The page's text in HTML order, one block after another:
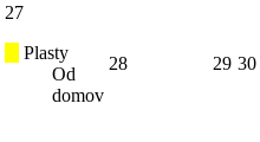
27
Plasty
Od
domov
28 29 30